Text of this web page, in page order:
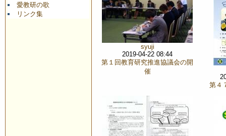
愛教研の歌
リンク集
syuji
2019-04-22 08:44
第１回教育研究推進協議会の開
催
第４